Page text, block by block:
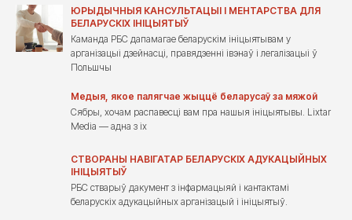
ЮРЫДЫЧНЫЯ КАНСУЛЬТАЦЫІ І МЕНТАРСТВА ДЛЯ
БЕЛАРУСКІХ ІНІЦЫЯТЫЎ
Каманда РБС дапамагае беларускім ініцыятывам у
арганізацыі дзейнасці, правядзенні івэнаў і легалізацыі ў
Польшчы
Медыя, якое палягчае жыццё беларусаў за мяжой
Сябры, хочам распавесці вам пра нашыя ініцыятывы. Lixtar
Media — адна з іх
СТВОРАНЫ НАВІГАТАР БЕЛАРУСКІХ АДУКАЦЫЙНЫХ
ІНІЦЫЯТЫЎ
РБС стварыў дакумент з інфармацыяй і кантактамі
беларускіх адукацыйных арганізацый і ініцыятыў.